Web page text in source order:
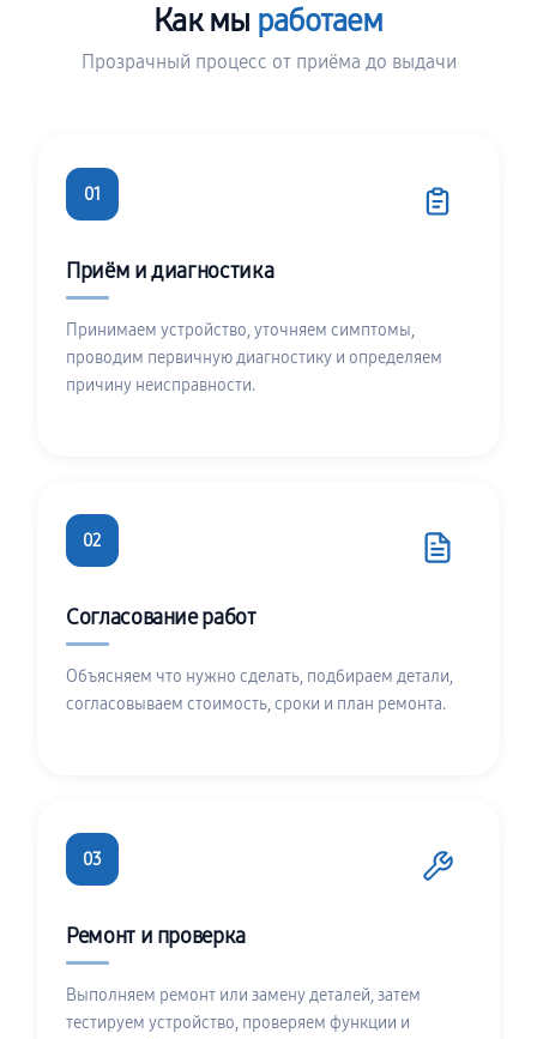
Как мы работаем
Прозрачный процесс от приёма до выдачи
01
Приём и диагностика
Принимаем устройство, уточняем симптомы,
проводим первичную диагностику и определяем
причину неисправности.
02
Согласование работ
Объясняем что нужно сделать, подбираем детали,
согласовываем стоимость, сроки и план ремонта.
03
Ремонт и проверка
Выполняем ремонт или замену деталей, затем
тестируем устройство, проверяем функции и